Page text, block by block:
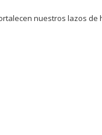
nuestros lazos